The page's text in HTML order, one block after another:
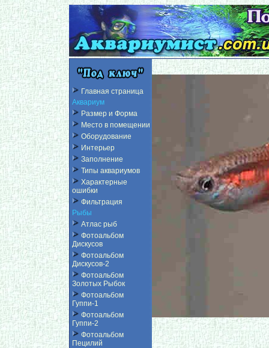
Главная страница
Аквариум
Размер и Форма
Место в помещении
Оборудование
Интерьер
Заполнение
Типы аквариумов
Характерные
ошибки
Фильтрация
Рыбы
Атлас рыб
Фотоальбом
Дискусов
Фотоальбом
Дискусов-2
Фотоальбом
Золотых Рыбок
Фотоальбом
Гуппи-1
Фотоальбом
Гуппи-2
Фотоальбом
Пецилий